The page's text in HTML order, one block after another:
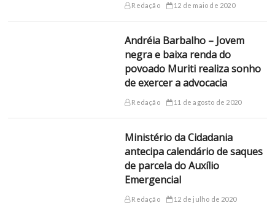
Redação 12 de maio de 2020
Andréia Barbalho – Jovem
negra e baixa renda do
povoado Muriti realiza sonho
de exercer a advocacia
Redação 11 de agosto de 2020
Ministério da Cidadania
antecipa calendário de saques
de parcela do Auxílio
Emergencial
Redação 12 de julho de 2020